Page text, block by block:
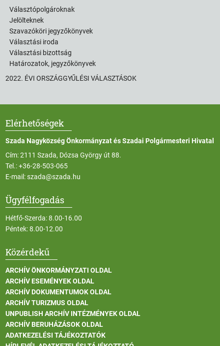
Választópolgároknak
Jelölteknek
Szavazóköri jegyzőkönyvek
Választási iroda
Választási bizottság
Határozatok, jegyzőkönyvek
2022. ÉVI ORSZÁGGYŰLÉSI VÁLASZTÁSOK
Elérhetőségek
Szada Nagyközség Önkormányzat és Szadai Polgármesteri Hivatal
Cím: 2111 Szada, Dózsa György út 88.
Tel.:+36-28-503-065
E-mail:szada@szada.hu
Ügyfélfogadás
Hétfő-Szerda: 8.00-16.00
Péntek: 8.00-12.00
Közérdekű
ARCHÍV ÖNKORMÁNYZATI OLDAL
ARCHÍV ESEMÉNYEK OLDAL
ARCHÍV DOKUMENTUMOK OLDAL
ARCHÍV TURIZMUS OLDAL
UNPUBLISH ARCHÍV INTÉZMÉNYEK OLDAL
ARCHÍV BERUHÁZÁSOK OLDAL
ADATKEZELÉSI TÁJÉKOZTATÓK